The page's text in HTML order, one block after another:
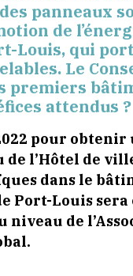
panneaux
de
Louis, qui
Le
premiers
attendus ?
pour
l’Hôtel de
dans le
Port-Louis
de